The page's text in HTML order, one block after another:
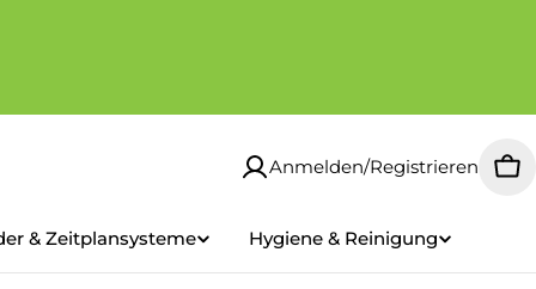
Anmelden/Registrieren
& Zeitplansysteme Hygiene & Reinigung